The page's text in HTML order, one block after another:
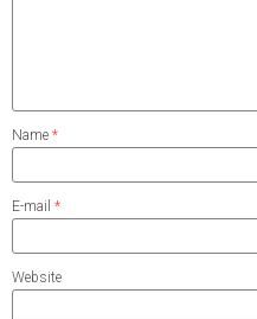
Name *
E-mail *
Website